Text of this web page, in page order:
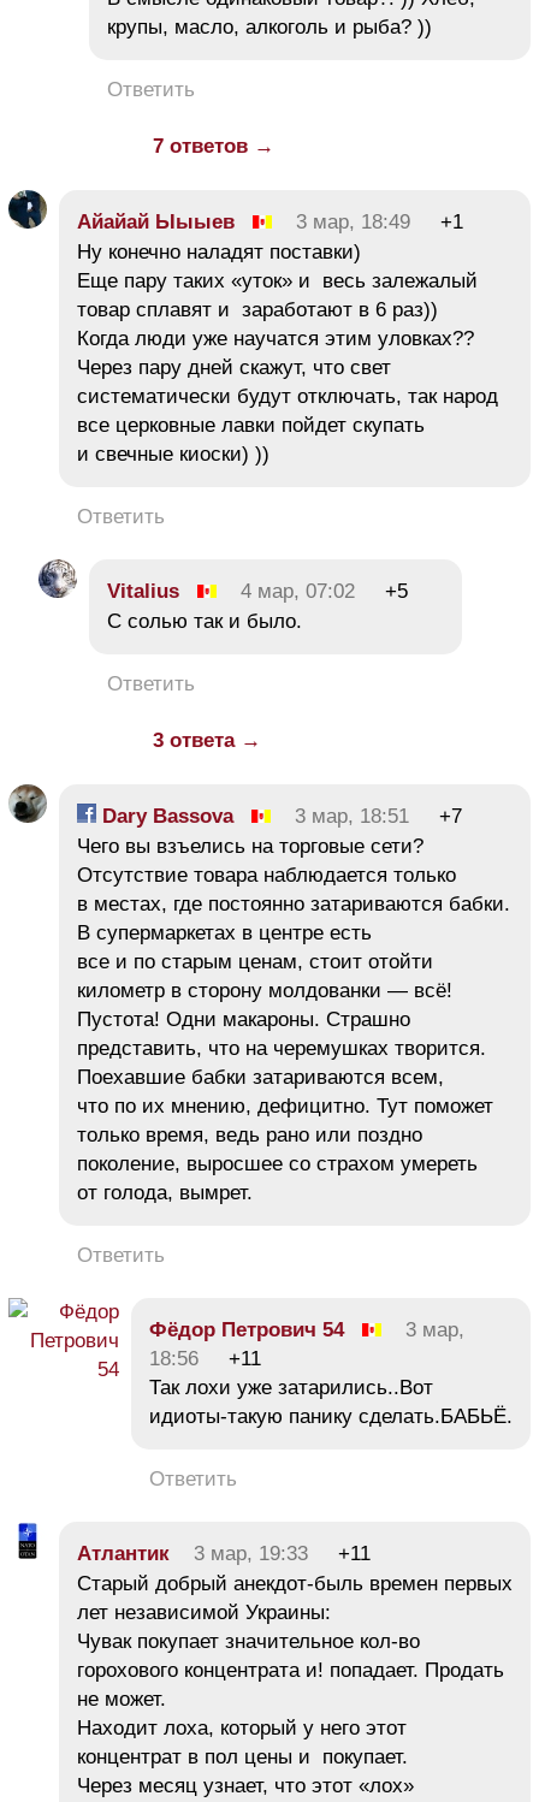
крупы, масло, алкоголь и рыба? ))
Ответить
7 ответов →
Айайай Ыыыев 3 мар, 18:49
+1
Ну конечно наладят поставки)
Еще пару таких «уток» и весь залежалый
товар сплавят и заработают в 6 раз))
Когда люди уже научатся этим уловках??
Через пару дней скажут, что свет
систематически будут отключать, так народ
все церковные лавки пойдет скупать
и свечные киоски) ))
Ответить
Vitalius 4 мар, 07:02
+5
С солью так и было.
Ответить
3 ответа →
Dary Bassova 3 мар, 18:51
+7
Чего вы взъелись на торговые сети?
Отсутствие товара наблюдается только
в местах, где постоянно затариваются бабки.
В супермаркетах в центре есть
все и по старым ценам, стоит отойти
километр в сторону молдованки — всё!
Пустота! Одни макароны. Страшно
представить, что на черемушках творится.
Поехавшие бабки затариваются всем,
что по их мнению, дефицитно. Тут поможет
только время, ведь рано или поздно
поколение, выросшее со страхом умереть
от голода, вымрет.
Ответить
Фёдор Петрович 54
3 мар,
18:56
+11
Так лохи уже затарились..Вот
идиоты-такую панику сделать.БАБЬЁ.
Ответить
Атлантик 3 мар, 19:33
+11
Старый добрый анекдот-быль времен первых
лет независимой Украины:
Чувак покупает значительное кол-во
горохового концентрата и! попадает. Продать
не может.
Находит лоха, который у него этот
концентрат в пол цены и покупает.
Через месяц узнает, что этот «лох»